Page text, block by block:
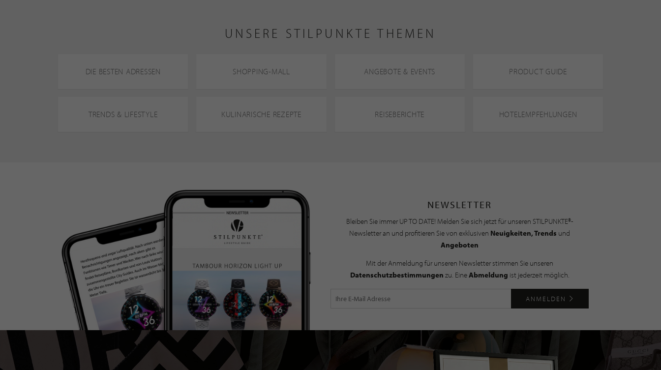
UNSERE STILPUNKTE THEMEN
DIE BESTEN ADRESSEN SHOPPING-MALL ANGEBOTE & EVENTS PRODUCT GUIDE
TRENDS & LIFESTYLE KULINARISCHE REZEPTE REISEBERICHTE HOTELEMPFEHLUNGEN
NEWSLETTER
Bleiben Sie immer UP TO DATE! Melden Sie sich jetzt für unseren STILPUNKTE®-
Newsletter an und profitieren Sie von exklusiven Neuigkeiten, Trends und
Angeboten
Mit der Anmeldung für unseren Newsletter stimmen Sie unseren
Datenschutzbestimmungen zu. EineAbmeldung ist jederzeit möglich.
ANMELDEN